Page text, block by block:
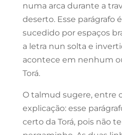
numa arca durante a
deserto. Esse parágrafo
sucedido por espaços
a letra nun solta e
acontece em nenhum
Torá.
O talmud sugere, entre
explicação: esse
certo da Torá, pois não